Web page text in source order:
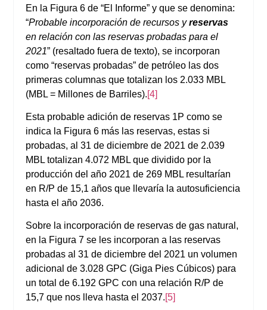
En la Figura 6 de “El Informe” y que se denomina:
“Probable incorporación de recursos yreservas
en relación con las reservas probadas para el
2021” (resaltado fuera de texto), se incorporan
como “reservas probadas” de petróleo las dos
primeras columnas que totalizan los 2.033 MBL
(MBL = Millones de Barriles).[4]
Esta probable adición de reservas 1P como se
indica la Figura 6 más las reservas, estas si
probadas, al 31 de diciembre de 2021 de 2.039
MBL totalizan 4.072 MBL que dividido por la
producción del año 2021 de 269 MBL resultarían
en R/P de 15,1 años que llevaría la autosuficiencia
hasta el año 2036.
Sobre la incorporación de reservas de gas natural,
en la Figura 7 se les incorporan a las reservas
probadas al 31 de diciembre del 2021 un volumen
adicional de 3.028 GPC (Giga Pies Cúbicos) para
un total de 6.192 GPC con una relación R/P de
15,7 que nos lleva hasta el 2037.[5]